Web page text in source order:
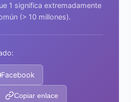
1 significa extremadamente
(> 10 millones).
Facebook
Copiar enlace